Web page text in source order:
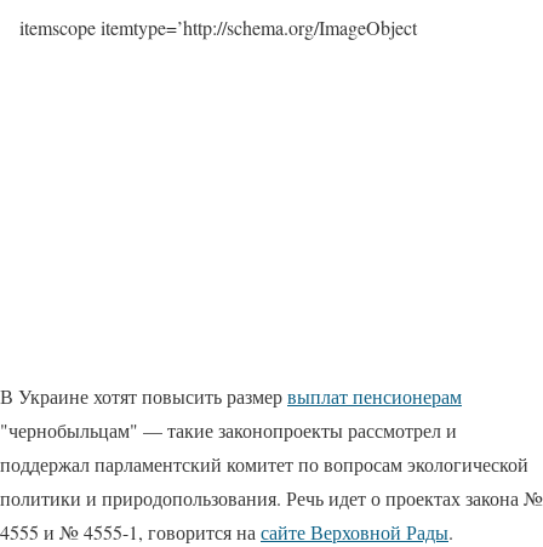
itemscope itemtype=’http://schema.org/ImageObject
В Украине хотят повысить размервыплат пенсионерам
"чернобыльцам" — такие законопроекты рассмотрел и
поддержал парламентский комитет по вопросам экологической
политики и природопользования. Речь идет о проектах закона №
4555 и № 4555-1, говорится насайте Верховной Рады.